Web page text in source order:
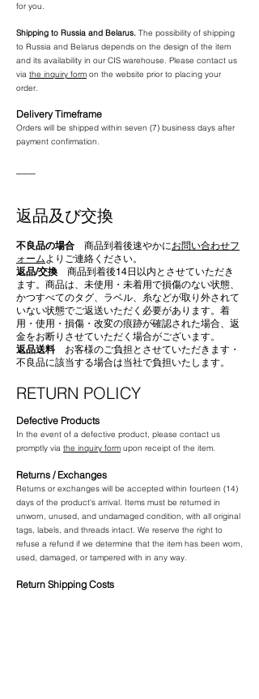
for you.
Shipping to Russia and Belarus. The possibility of shipping
to Russia and Belarus depends on the design of the item
and its availability in our CIS warehouse. Please contact us
via the inquiry form on the website prior to placing your
order.
Delivery Timeframe
Orders will be shipped within seven (7) business days after
payment confirmation.
​返品及び交換
不良品の場合 商品到着後速やかにお問い合わせフ
ォームよりご連絡ください。
返品/交換 商品到着後14日以内とさせていただき
ます。商品は、未使用・未着用で損傷のない状態、
かつすべてのタグ、ラベル、糸などが取り外されて
いない状態でご返送いただく必要があります。着
用・使用・損傷・改変の痕跡が確認された場合、返
金をお断りさせていただく場合がございます。
返品送料 お客様のご負担とさせていただきます・
不良品に該当する場合は当社で負担いたします。
​RETURN POLICY
Defective Products
In the event of a defective product, please contact us
promptly via the inquiry form upon receipt of the item.
Returns / Exchanges
Returns or exchanges will be accepted within fourteen (14)
days of the product's arrival. Items must be returned in
unworn, unused, and undamaged condition, with all original
tags, labels, and threads intact. We reserve the right to
refuse a refund if we determine that the item has been worn,
used, damaged, or tampered with in any way.
Return Shipping Costs